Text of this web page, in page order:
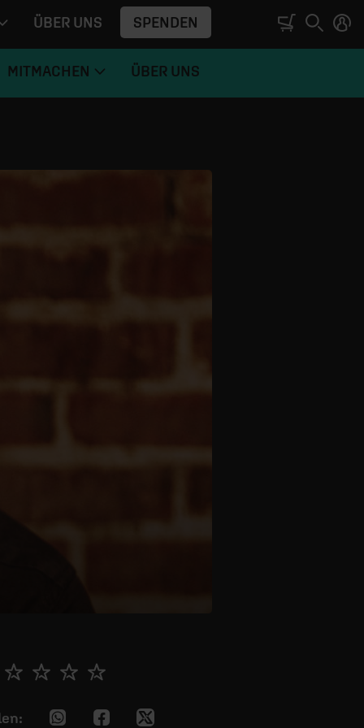
ÜBER UNS SPENDEN
MITMACHEN ÜBER UNS